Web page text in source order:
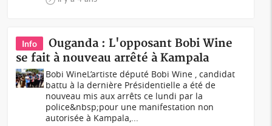
Info
Ouganda : L'opposant Bobi Wine
se fait à nouveau arrêté à Kampala
Bobi WineL’artiste député Bobi Wine , candidat
battu à la dernière Présidentielle a été de
nouveau mis aux arrêts ce lundi par la
police&nbsp;pour une manifestation non
autorisée à Kampala,...